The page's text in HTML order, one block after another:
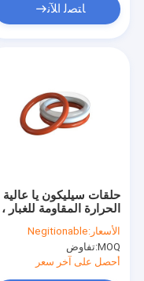
معلومات عنا
اتصل بنا
أخبار
ﺎﺘﺼﻟ ﺍﻶﻧ
حلقات سيليكون يا عالية
الحرارة المقاومة للغبار ،
حلقة ختم مقاومة
الشيخوخة NBR
الأسعار:Negitionable
MOQ: تفاوض
أحصل على آخر سعر